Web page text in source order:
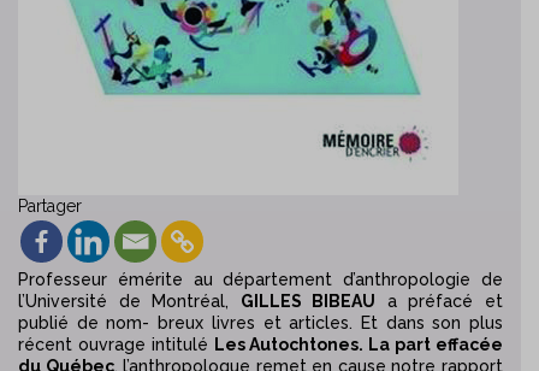
Partager
Professeur émérite au département d’anthropologie de
l’Université de Montréal, GILLES BIBEAU
a préfacé et
publié de nom- breux livres et articles. Et dans son plus
récent ouvrage intitulé Les Autochtones. La part effacée
du Québec, l’anthropologue remet en cause notre rapport